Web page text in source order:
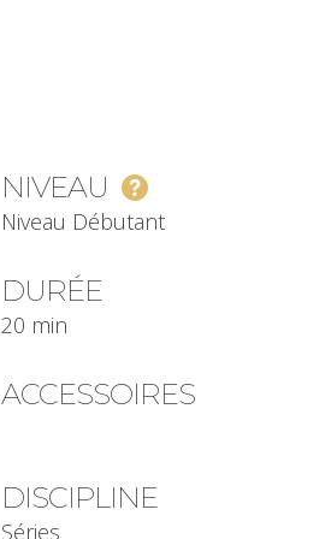
NIVEAU
Niveau Débutant
DURÉE
20 min
ACCESSOIRES
DISCIPLINE
Séries